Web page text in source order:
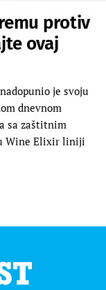
protiv
ovaj
je svoju
dnevnom
sa zaštitnim
Wine Elixir liniji